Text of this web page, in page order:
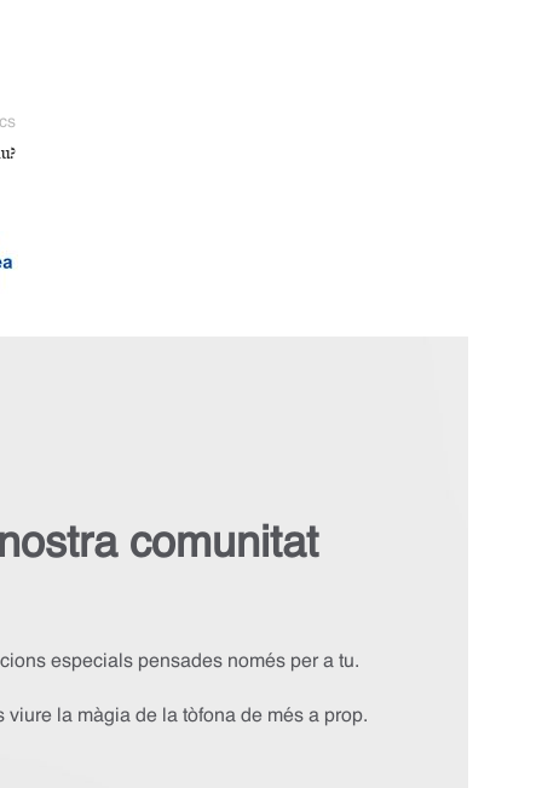
comunitat
especials pensades només per a tu.
la màgia de la tòfona de més a prop.